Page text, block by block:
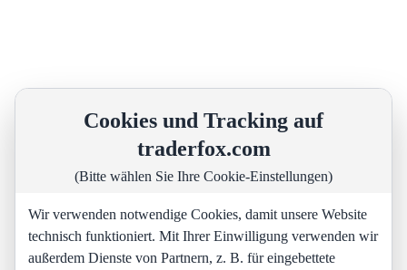
Cookies und Tracking auf
traderfox.com
(Bitte wählen Sie Ihre Cookie-Einstellungen)
Wir verwenden notwendige Cookies, damit unsere Website
technisch funktioniert. Mit Ihrer Einwilligung verwenden wir
außerdem Dienste von Partnern, z. B. für eingebettete